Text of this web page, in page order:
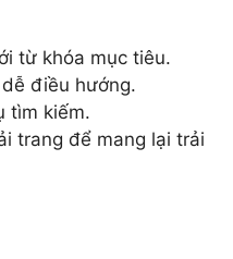
từ khóa mục tiêu.
điều hướng.
tìm kiếm.
trang để mang lại trải